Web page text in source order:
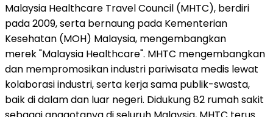
Malaysia Healthcare Travel Council (MHTC), berdiri
pada 2009, serta bernaung pada Kementerian
Kesehatan (MOH) Malaysia, mengembangkan
merek "Malaysia Healthcare". MHTC mengembangkan
dan mempromosikan industri pariwisata medis lewat
kolaborasi industri, serta kerja sama publik-swasta,
baik di dalam dan luar negeri. Didukung 82 rumah sakit